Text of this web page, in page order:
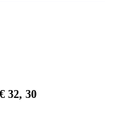
32, 30